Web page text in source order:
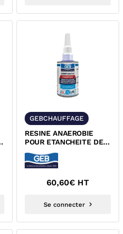
GEBCHAUFFAGE
RESINE ANAEROBIE
POUR ETANCHEITE DES
RACCORDS FILETES
GEBETANCHE...
60,60€ HT
Se connecter